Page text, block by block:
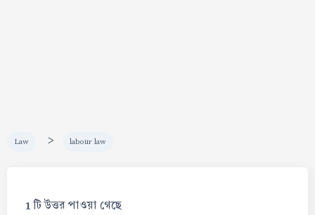
Law > labour law
1 টি উত্তর পাওয়া গেছে